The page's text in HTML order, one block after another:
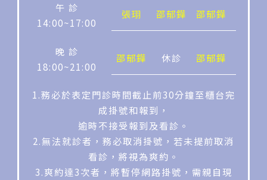
午 診
14:00~17:00
張珝 邵郁鏵 邵郁鏵
晚 診
18:00~21:00
邵郁鏵 休診 邵郁鏵
1.務必於表定門診時間截止前30分鐘至櫃台完
成掛號和報到，
逾時不接受報到及看診。
2.無法就診者，務必取消掛號，若未提前取消
看診，將視為爽約。
3.爽約達3次者，將暫停網路掛號，需親自現